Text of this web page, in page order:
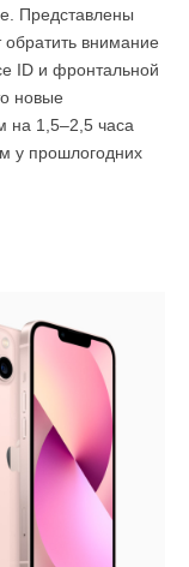
Представлены
внимание
ID и фронтальной
новые
на 1,5–2,5 часа
у прошлогодних